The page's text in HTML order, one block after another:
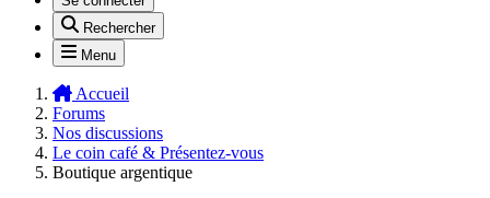
Rechercher
Menu
Accueil
Forums
Nos discussions
Le coin café & Présentez-vous
Boutique argentique